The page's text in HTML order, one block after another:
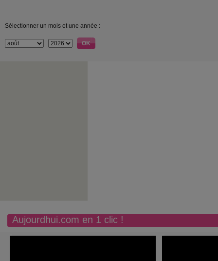
Sélectionner un mois et une année :
Aujourdhui.com en 1 clic !